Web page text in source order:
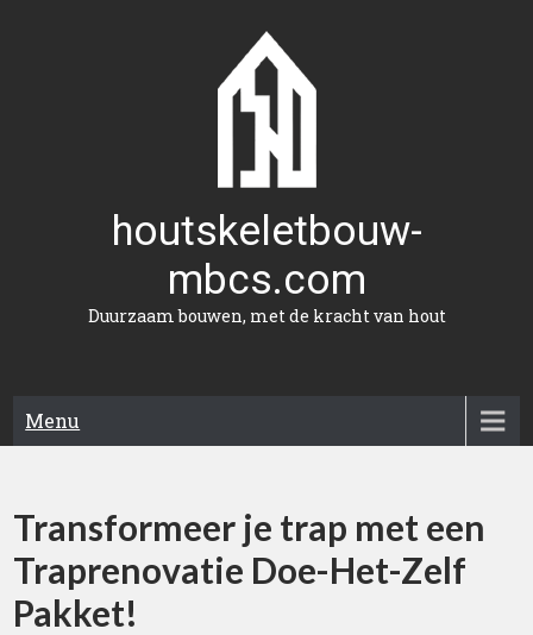
houtskeletbouw-
mbcs.com
Duurzaam bouwen, met de kracht van hout
Menu
Transformeer je trap met een
Traprenovatie Doe-Het-Zelf
Pakket!